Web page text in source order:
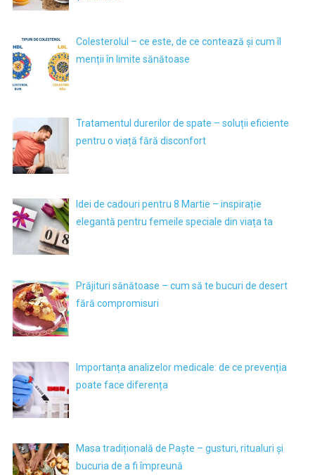
Colesterolul – ce este, de ce contează și cum îl
menții în limite sănătoase
Tratamentul durerilor de spate – soluții eficiente
pentru o viață fără disconfort
Idei de cadouri pentru 8 Martie – inspirație
elegantă pentru femeile speciale din viața ta
Prăjituri sănătoase – cum să te bucuri de desert
fără compromisuri
Importanța analizelor medicale: de ce prevenția
poate face diferența
Masa tradițională de Paște – gusturi, ritualuri și
bucuria de a fi împreună